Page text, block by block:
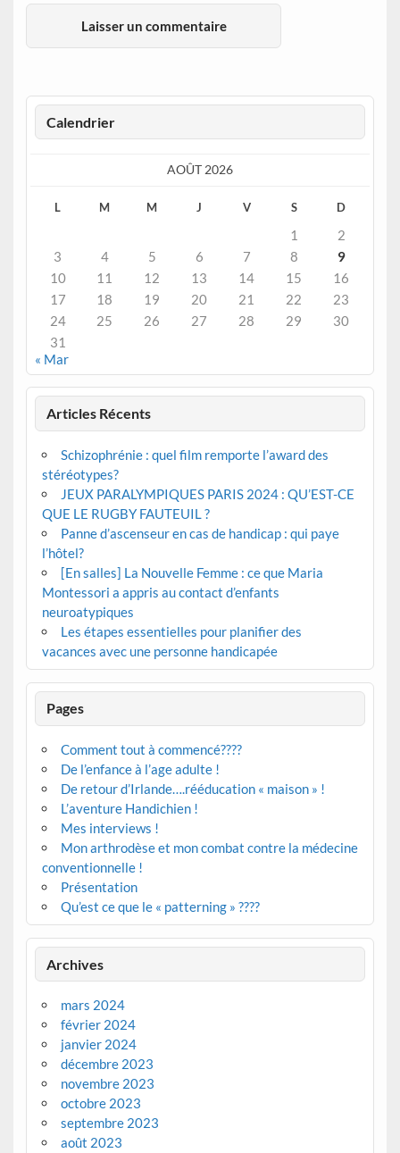
Calendrier
AOÛT 2026
L M M J V S D
1
2
3
4 5 6 7 8
9
10
11 12 13 14 15
16
17
18 19 20 21 22
23
24
25 26 27 28 29
30
31
« Mar
Articles Récents
Schizophrénie : quel film remporte l’award des
stéréotypes?
JEUX PARALYMPIQUES PARIS 2024 : QU’EST-CE
QUE LE RUGBY FAUTEUIL ?
Panne d’ascenseur en cas de handicap : qui paye
l’hôtel?
[En salles] La Nouvelle Femme : ce que Maria
Montessori a appris au contact d’enfants
neuroatypiques
Les étapes essentielles pour planifier des
vacances avec une personne handicapée
Pages
Comment tout à commencé????
De l’enfance à l’age adulte !
De retour d’Irlande….rééducation « maison » !
L’aventure Handichien !
Mes interviews !
Mon arthrodèse et mon combat contre la médecine
conventionnelle !
Présentation
Qu’est ce que le « patterning » ????
Archives
mars 2024
février 2024
janvier 2024
décembre 2023
novembre 2023
octobre 2023
septembre 2023
août 2023